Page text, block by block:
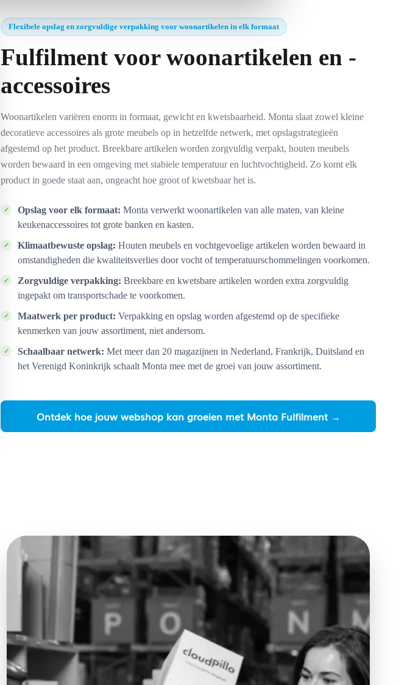
Flexibele opslag en zorgvuldige verpakking voor woonartikelen in elk formaat
Fulfilment voor woonartikelen en -
accessoires
Woonartikelen variëren enorm in formaat, gewicht en kwetsbaarheid. Monta slaat zowel kleine
decoratieve accessoires als grote meubels op in hetzelfde netwerk, met opslagstrategieën
afgestemd op het product. Breekbare artikelen worden zorgvuldig verpakt, houten meubels
worden bewaard in een omgeving met stabiele temperatuur en luchtvochtigheid. Zo komt elk
product in goede staat aan, ongeacht hoe groot of kwetsbaar het is.
Opslag voor elk formaat: Monta verwerkt woonartikelen van alle maten, van kleine
keukenaccessoires tot grote banken en kasten.
Klimaatbewuste opslag: Houten meubels en vochtgevoelige artikelen worden bewaard in
omstandigheden die kwaliteitsverlies door vocht of temperatuurschommelingen voorkomen.
Zorgvuldige verpakking: Breekbare en kwetsbare artikelen worden extra zorgvuldig
ingepakt om transportschade te voorkomen.
Maatwerk per product: Verpakking en opslag worden afgestemd op de specifieke
kenmerken van jouw assortiment, niet andersom.
Schaalbaar netwerk: Met meer dan 20 magazijnen in Nederland, Frankrijk, Duitsland en
het Verenigd Koninkrijk schaalt Monta mee met de groei van jouw assortiment.
Ontdek hoe jouw webshop kan groeien met Monta Fulfilment →